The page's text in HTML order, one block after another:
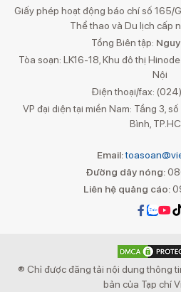
Giấy phép hoạt động báo chí số 165/
Thể thao và Du lịch cấp
Tổng Biên tập:
Tòa soạn: LK16-18, Khu đô thị
Nội
Điện thoại/fax:
VP đại diện tại miền Nam: Tầng 3,
Bình,
Email:
Đường dây nóng:
Liên hệ quảng cáo:
® Chỉ được đăng tải nội dung thông
bản của Tạp chí